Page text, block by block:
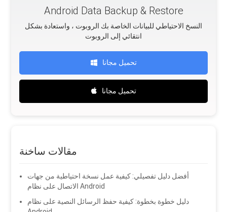
Android Data Backup & Restore
النسخ الاحتياطي للبيانات الخاصة بك الروبوت ، واستعادة بشكل
انتقائي إلى الروبوت
تحميل مجانا
تحميل مجانا
مقالات ساخنة
أفضل دليل تفصيلي: كيفية عمل نسخة احتياطية من جهات
الاتصال على نظام Android
دليل خطوة بخطوة: كيفية حفظ الرسائل النصية على نظام